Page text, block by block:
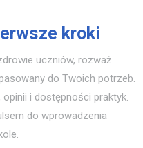
kroki
uczniów, rozważ
do Twoich potrzeb.
i dostępności praktyk.
do wprowadzenia